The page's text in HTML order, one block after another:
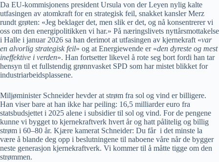
Da EU-kommisjonens president Ursula von der Leyen nylig kalte
utfasingen av atomkraft for en strategisk feil, snakket kansler Merz
rundt grøten: «Jeg beklager det, men slik er det, og nå konsentrerer vi
oss om den energipolitikken vi har.» På næringslivets nyttårsmottakelse
i Halle i januar 2026 sa han derimot at utfasingen av kjernekraft «var
en alvorlig strategisk feil» og at Energiewende er «den dyreste og mest
ineffektive i verden». Han fortsetter likevel å rote seg bort fordi han tar
hensyn til et fullstendig grønnvasket SPD som har mistet blikket for
industriarbeidsplassene.
Miljøminister Schneider hevder at strøm fra sol og vind er billigere.
Han viser bare at han ikke har peiling: 16,5 milliarder euro fra
statsbudsjettet i 2025 alene i subsidier til sol og vind. For de pengene
kunne vi bygget to kjernekraftverk hvert år og hatt pålitelig og billig
strøm i 60–80 år. Kjære kamerat Schneider: Du får i det minste la
være å blande deg opp i beslutningene til naboene våre når de bygger
neste generasjon kjernekraftverk. Vi kommer til å måtte tigge om den
strømmen.